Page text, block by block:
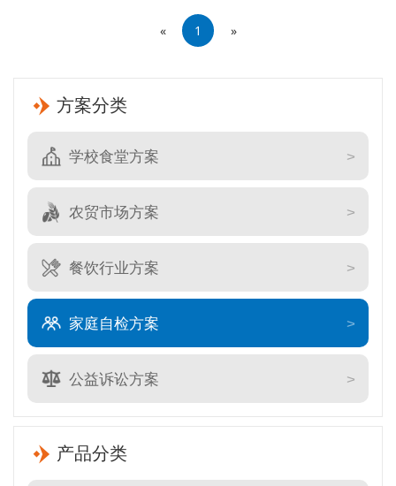
方案分类
学校食堂方案
农贸市场方案
餐饮行业方案
家庭自检方案
公益诉讼方案
产品分类
« 1 »